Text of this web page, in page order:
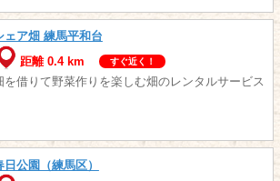
ェア畑 練馬平和台
距離 0.4 km
すぐ近く！
を借りて野菜作りを楽しむ畑のレンタルサービス
日公園（練馬区）